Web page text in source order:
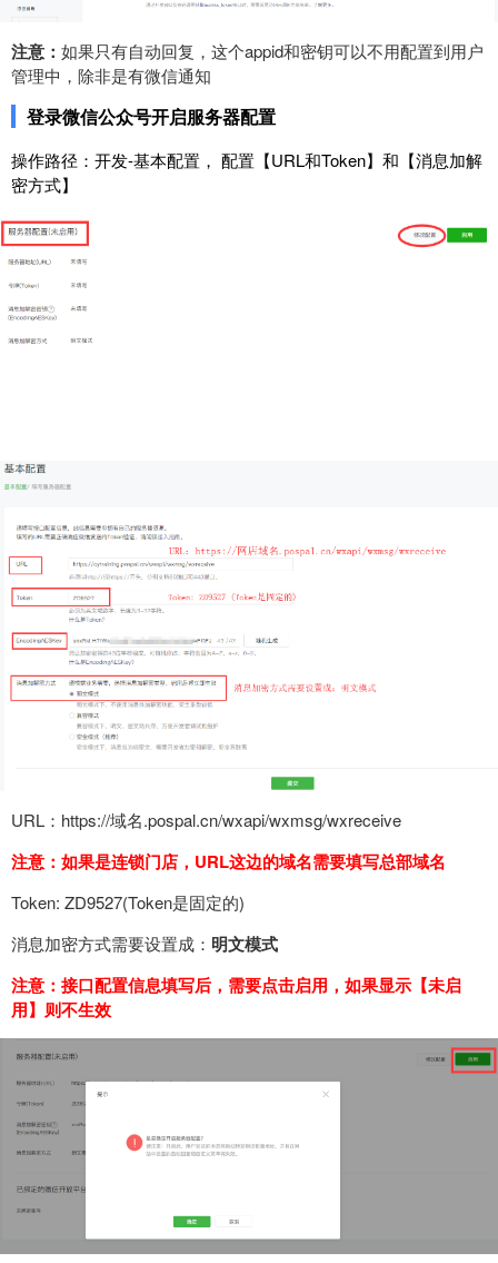
注意： 如果只有自动回复，这个appid和密钥可以不用配置到用户
管理中，除非是有微信通知
登录微信公众号开启服务器配置
操作路径：开发-基本配置， 配置【URL和Token】和【消息加解
密方式】
URL：https://域名.pospal.cn/wxapi/wxmsg/wxreceive
注意：如果是连锁门店，URL这边的域名需要填写总部域名
Token: ZD9527(Token是固定的)
消息加密方式需要设置成： 明文模式
注意：接口配置信息填写后，需要点击启用，如果显示【未启
用】则不生效